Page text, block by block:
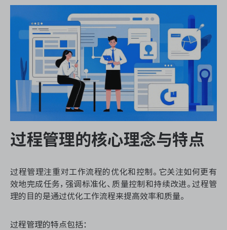
过程管理的核心理念与特点
过程管理注重对工作流程的优化和控制。它关注如何更有
效地完成任务，强调标准化、质量控制和持续改进。过程管
理的目的是通过优化工作流程来提高效率和质量。
过程管理的特点包括：